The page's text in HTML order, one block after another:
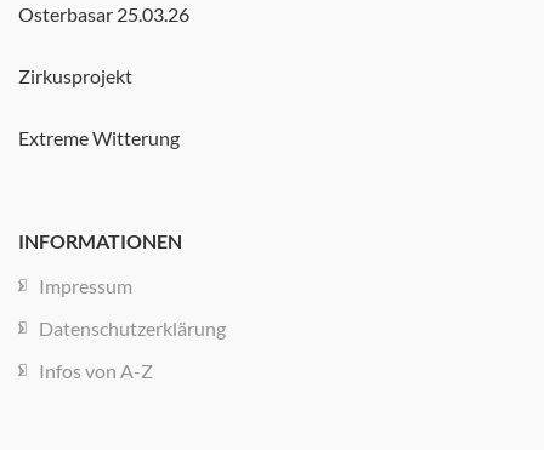
Osterbasar 25.03.26
Zirkusprojekt
Extreme Witterung
INFORMATIONEN
Impressum
Datenschutzerklärung
Infos von A-Z